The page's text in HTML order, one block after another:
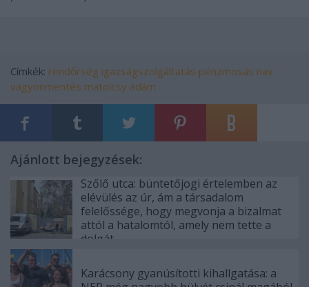
Címkék: rendőrség igazságszolgáltatás pénzmosás nav
vagyonmentés matolcsy ádám
Ajánlott bejegyzések:
Szőlő utca: büntetőjogi értelemben az
elévülés az úr, ám a társadalom
felelőssége, hogy megvonja a bizalmat
attól a hatalomtól, amely nem tette a
dolgát
Karácsony gyanúsítotti kihallgatása: a